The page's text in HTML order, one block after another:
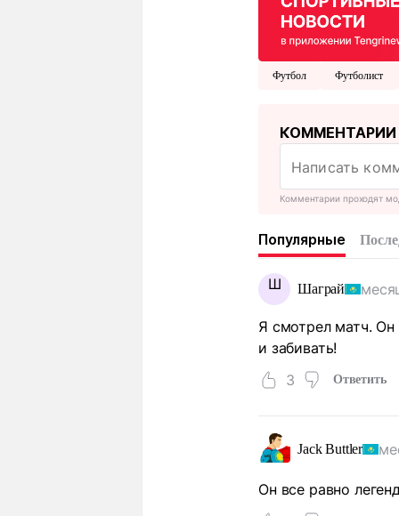
Футбол Футболист
КОММЕНТАРИИ
Комментарии проходят
Популярные
Ш Шаграй
Я смотрел матч.
и забивать!
3
Ответить
Jack Buttler
Он все равно